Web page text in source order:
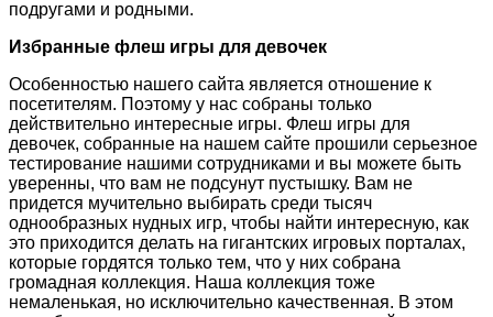
подругами и родными.
Избранные флеш игры для девочек
Особенностью нашего сайта является отношение к
посетителям. Поэтому у нас собраны только
действительно интересные игры. Флеш игры для
девочек, собранные на нашем сайте прошили серьезное
тестирование нашими сотрудниками и вы можете быть
уверенны, что вам не подсунут пустышку. Вам не
придется мучительно выбирать среди тысяч
однообразных нудных игр, чтобы найти интересную, как
это приходится делать на гигантских игровых порталах,
которые гордятся только тем, что у них собрана
громадная коллекция. Наша коллекция тоже
немаленькая, но исключительно качественная. В этом